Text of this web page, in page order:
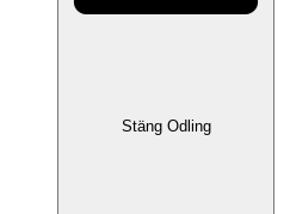
Stäng Odling